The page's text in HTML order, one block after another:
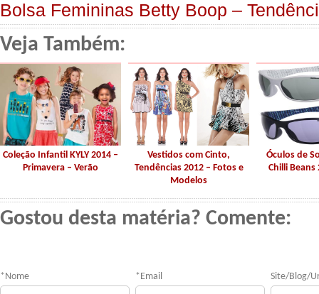
Bolsa Femininas Betty Boop –
Veja Também:
Coleção Infantil KYLY 2014 –
Primavera – Verão
Vestidos com Cinto,
Tendências 2012 – Fotos e
Modelos
Óculos de
Chilli Beans
Gostou desta matéria? Comente:
* Nome * Email Site/Blog/